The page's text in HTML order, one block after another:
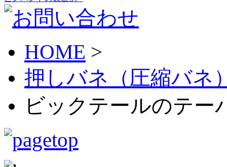
HOME >
押しバネ（圧縮バネ
ビックテールのテー